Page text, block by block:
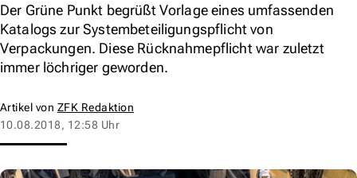
Der Grüne Punkt begrüßt Vorlage eines umfassenden
Katalogs zur Systembeteiligungspflicht von
Verpackungen. Diese Rücknahmepflicht war zuletzt
immer löchriger geworden.
Artikel von ZFK Redaktion
10.08.2018, 12:58 Uhr